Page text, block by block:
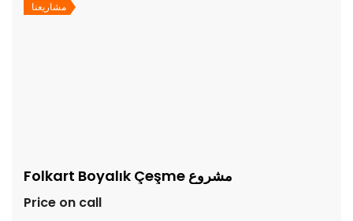
مشاريعنا
مشروع Folkart Boyalık Çeşme
Price on call